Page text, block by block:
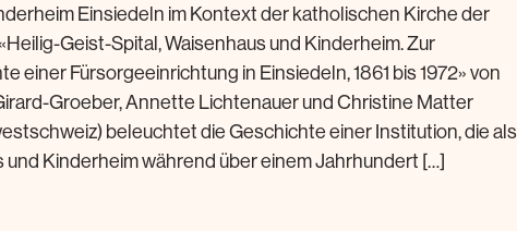
Einsiedeln im Kontext der katholischen Kirche der
Geist-Spital, Waisenhaus und Kinderheim. Zur
einer Fürsorgeeinrichtung in Einsiedeln, 1861 bis 1972» von
Groeber, Annette Lichtenauer und Christine Matter
beleuchtet die Geschichte einer Institution, die als
und Kinderheim während über einem Jahrhundert […]